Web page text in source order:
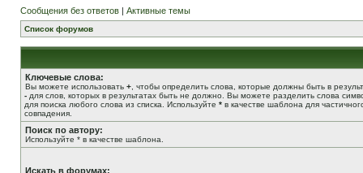
Сообщения без ответов | Активные темы
Список форумов
Ключевые слова:
Вы можете использовать + , чтобы определить слова, которые должны быть в
- для слов, которых в результатах быть не должно. Вы можете разделить слова
для поиска любого слова из списка. Используйте * в качестве шаблона для
совпадения.
Поиск по автору:
Используйте * в качестве шаблона.
Искать в форумах: